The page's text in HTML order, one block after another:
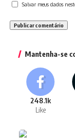
Salvar meus dados
Mantenha-se
248.1k
Like